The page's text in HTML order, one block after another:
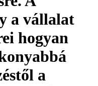
a vállalat
hogyan
a